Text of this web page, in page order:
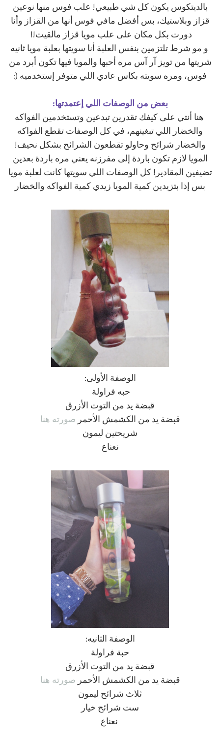
بالديتكوس يكون كل شي طبيعي! علب فوس منها نوعين
قزاز وبلاستيك، بس أفضل مافي فوس أنها من القزاز وأنا
دورت بكل مكان على علب مويا قزاز مالقيت!!
و مو شرط تلتزمين بنفس العلبة أنا سويتها بعلبة مويا ثانيه
شريتها من تويز آر آس مره أحبها والمويا فيها تكون أبرد من
فوس، ومره سويته بكاس عادي اللي متوفر إستخدميه (:
بعض من الوصفات اللي إعتمدتها:
هنا أنتي على كيفك تقدرين تبدعين وتستخدمين الفواكه
والخضار اللي تبغينهم، في كل الوصفات تقطع الفواكه
والخضار شرائح وحاولو تقطعون الشرائح بشكل نحيف!
المويا لازم تكون باردة إلى مفرزنه يعني مره باردة بعدين
تضيفين المقادير! كل الوصفات اللي سويتها كانت لعلبة مويا
بس إذا بتزيدين كمية المويا زيدي كمية الفواكه والخضار
الوصفة الأولى:
حبه فراولة
قبضة يد من التوت الأزرق
قبضة يد من الكشمش الأحمر صورته هنا
شريحتين ليمون
نعناع
الوصفة الثانيه:
حبة فراولة
قبضة يد من التوت الأزرق
قبضة يد من الكشمش الأحمر صورته هنا
ثلاث شرائح ليمون
ست شرائح خيار
نعناع